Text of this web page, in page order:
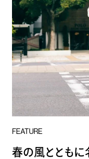
FEATURE
春の風とともに